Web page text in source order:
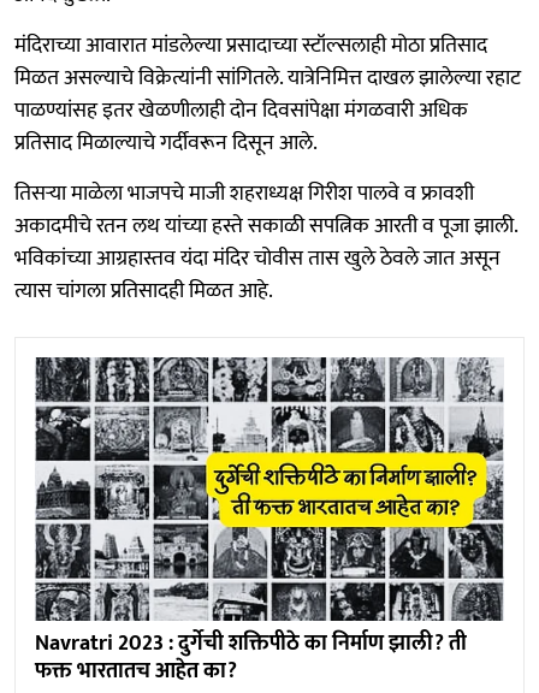
मंदिराच्या आवारात मांडलेल्या प्रसादाच्या स्टॉल्सलाही मोठा प्रतिसाद
मिळत असल्याचे विक्रेत्यांनी सांगितले. यात्रेनिमित्त दाखल झालेल्या रहाट
पाळण्यांसह इतर खेळणीलाही दोन दिवसांपेक्षा मंगळवारी अधिक
प्रतिसाद मिळाल्याचे गर्दीवरून दिसून आले.
तिसऱ्या माळेला भाजपचे माजी शहराध्यक्ष गिरीश पालवे व फ्रावशी
अकादमीचे रतन लथ यांच्या हस्ते सकाळी सपत्निक आरती व पूजा झाली.
भविकांच्या आग्रहास्तव यंदा मंदिर चोवीस तास खुले ठेवले जात असून
त्यास चांगला प्रतिसादही मिळत आहे.
Navratri 2023 : दुर्गेची शक्तिपीठे का निर्माण झाली? ती
फक्त भारतातच आहेत का?